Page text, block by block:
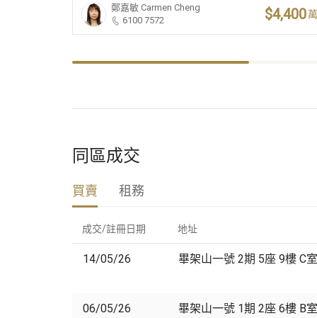
鄭嘉敏 Carmen Cheng
6100 7572
$4,400萬
同區成交
買賣 租務
成交/註冊日期 地址
14/05/26 畢架山一號 2期 5座 9樓 C室
06/05/26 畢架山一號 1期 2座 6樓 B室